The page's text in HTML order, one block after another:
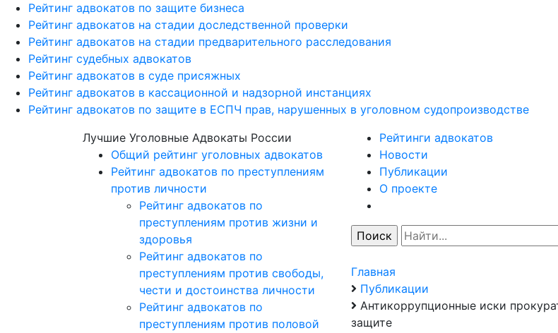
Рейтинг адвокатов по защите бизнеса
Рейтинг адвокатов на стадии доследственной проверки
Рейтинг адвокатов на стадии предварительного расследования
Рейтинг судебных адвокатов
Рейтинг адвокатов в суде присяжных
Рейтинг адвокатов в кассационной и надзорной инстанциях
Рейтинг адвокатов по защите в ЕСПЧ прав, нарушенных в уголовном судопроизводстве
Лучшие Уголовные Адвокаты России
Общий рейтинг уголовных адвокатов
Рейтинг адвокатов по преступлениям
против личности
Рейтинг адвокатов по
преступлениям против жизни и
здоровья
Рейтинг адвокатов по
преступлениям против свободы,
чести и достоинства личности
Рейтинг адвокатов по
преступлениям против половой
Рейтинги адвокатов
Новости
Публикации
О проекте
Главная
Публикации
Антикоррупционные иски
защите